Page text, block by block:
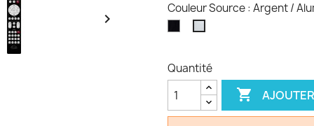

Couleur Source : Argent /
Quantité
